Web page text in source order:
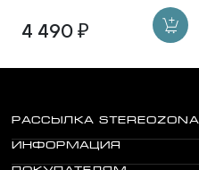
4 490 ₽
РАССЫЛКА STEREOZONA
ИНФОРМАЦИЯ